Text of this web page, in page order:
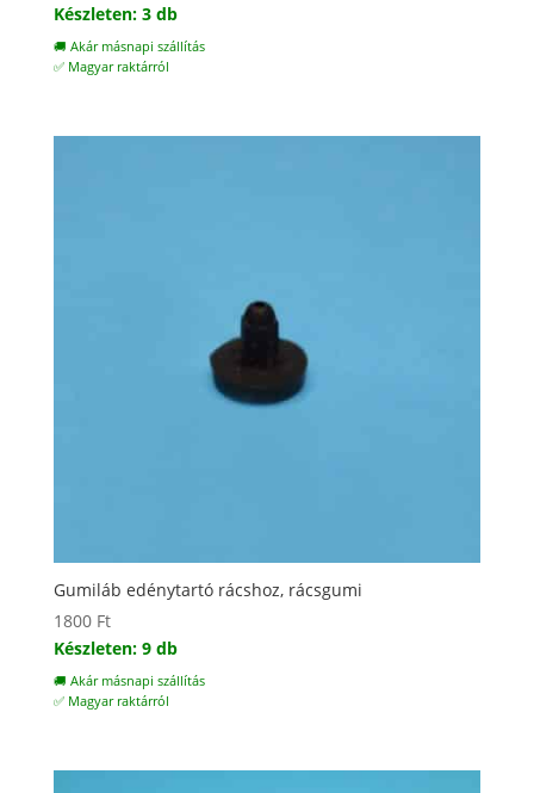
Készleten: 3 db
🚚 Akár másnapi szállítás
✅ Magyar raktárról
Gumiláb edénytartó rácshoz, rácsgumi
1800 Ft
Készleten: 9 db
🚚 Akár másnapi szállítás
✅ Magyar raktárról